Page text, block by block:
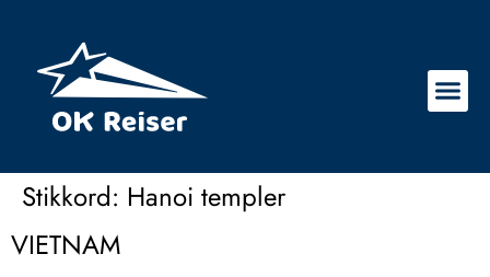
Stikkord: Hanoi templer
VIETNAM